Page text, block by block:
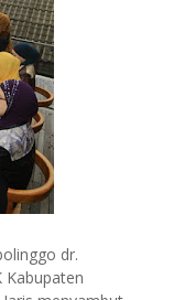
dr.
Kabupaten